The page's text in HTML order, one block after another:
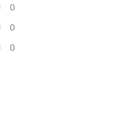
0
0
0